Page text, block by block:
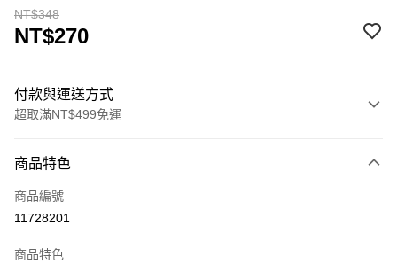
NT$348
NT$270
付款與運送方式
超取滿NT$499免運
icash Pay
信用卡一次付款
商品特色
商品編號
11728201
商品特色